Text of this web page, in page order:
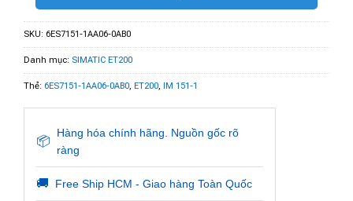
SKU: 6ES7151-1AA06-0AB0
Danh mục: SIMATIC ET200
Thẻ: 6ES7151-1AA06-0AB0, ET200, IM 151-1
📦
Hàng hóa chính hãng. Nguồn gốc rõ
ràng
🚚 Free Ship HCM - Giao hàng Toàn Quốc